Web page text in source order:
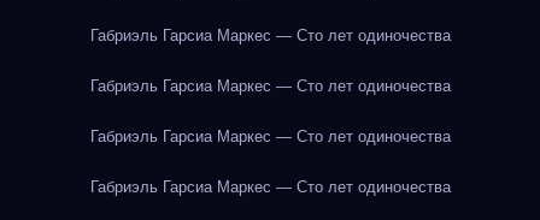
Габриэль Гарсиа Маркес — Сто лет одиночества
Габриэль Гарсиа Маркес — Сто лет одиночества
Габриэль Гарсиа Маркес — Сто лет одиночества
Габриэль Гарсиа Маркес — Сто лет одиночества